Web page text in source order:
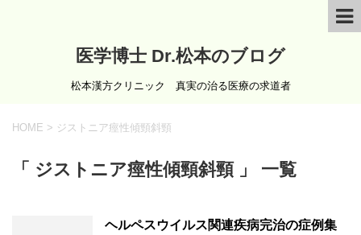
医学博士 Dr.松本のブログ
松本漢方クリニック 真実の治る医療の求道者
HOME > ジストニア痙性傾頸斜頸
「 ジストニア痙性傾頸斜頸 」 一覧
ヘルペスウイルス関連疾病完治の症例集